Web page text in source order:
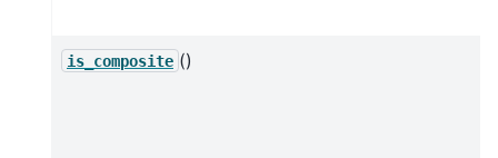
is_composite ()